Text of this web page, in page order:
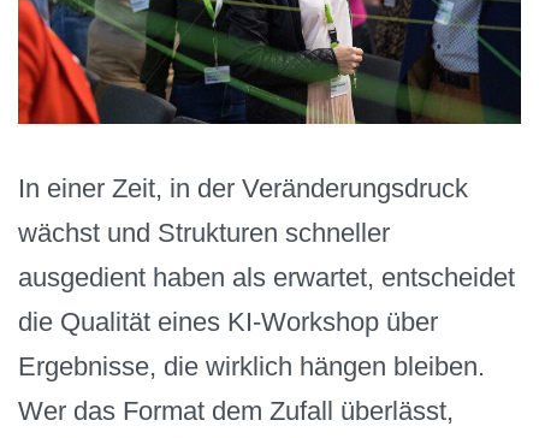
In einer Zeit, in der Veränderungsdruck
wächst und Strukturen schneller
ausgedient haben als erwartet, entscheidet
die Qualität eines KI-Workshop über
Ergebnisse, die wirklich hängen bleiben.
Wer das Format dem Zufall überlässt,